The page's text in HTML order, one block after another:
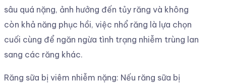
sâu quá nặng, ảnh hưởng đến tủy răng và không
còn khả năng phục hồi, việc nhổ răng là lựa chọn
cuối cùng để ngăn ngừa tình trạng nhiễm trùng lan
sang các răng khác.
Răng sữa bị viêm nhiễm nặng: Nếu răng sữa bị